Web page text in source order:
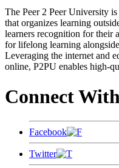
The Peer 2 Peer University
that organizes learning
learners recognition for their
for lifelong learning
Leveraging the internet and
online, P2PU enables high-
Connect
Facebook
Twitter